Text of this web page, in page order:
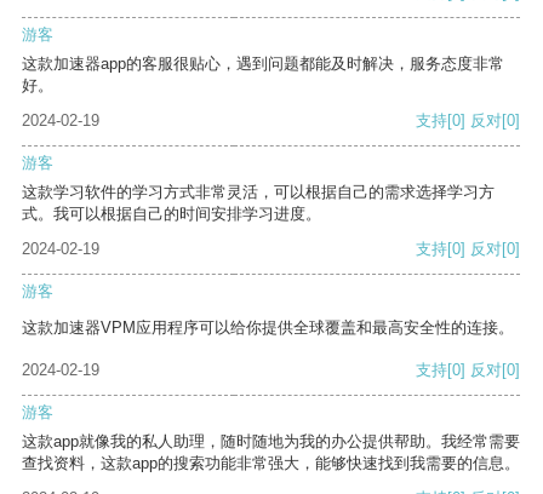
游客
这款加速器app的客服很贴心，遇到问题都能及时解决，服务态度非常
好。
2024-02-19
支持[0] 反对[0]
游客
这款学习软件的学习方式非常灵活，可以根据自己的需求选择学习方
式。我可以根据自己的时间安排学习进度。
2024-02-19
支持[0] 反对[0]
游客
这款加速器VPM应用程序可以给你提供全球覆盖和最高安全性的连接。
2024-02-19 支持[0] 反对[0]
游客
这款app就像我的私人助理，随时随地为我的办公提供帮助。我经常需要
查找资料，这款app的搜索功能非常强大，能够快速找到我需要的信息。